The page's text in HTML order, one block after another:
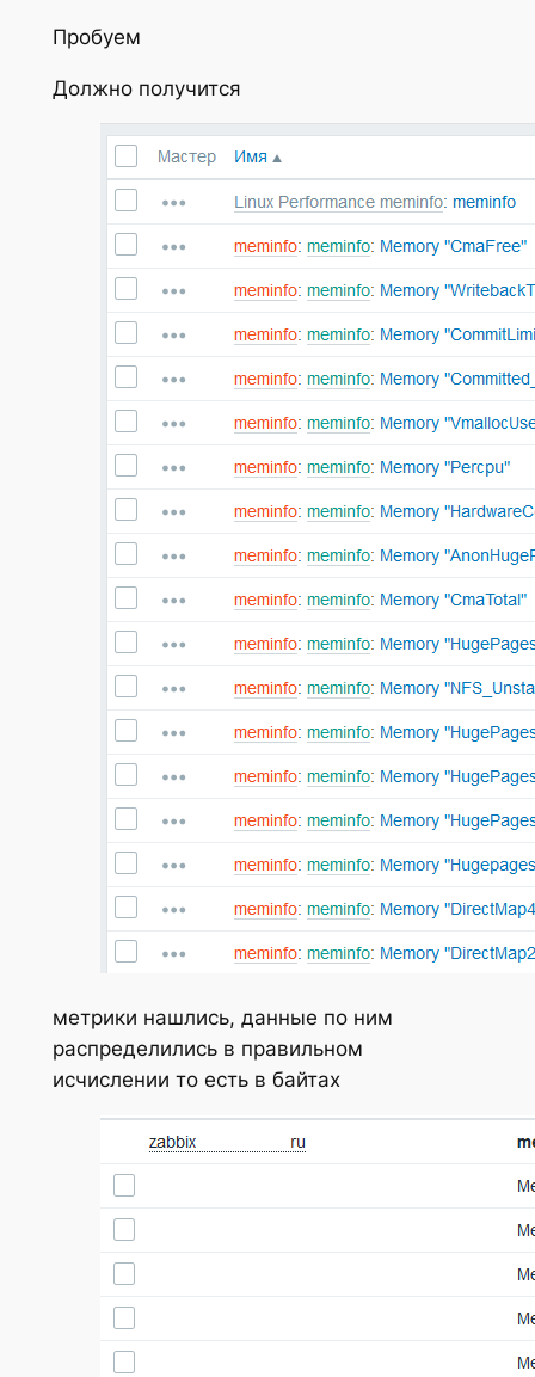
Пробуем
Должно получится
метрики нашлись, данные по ним
распределились в правильном
исчислении то есть в байтах